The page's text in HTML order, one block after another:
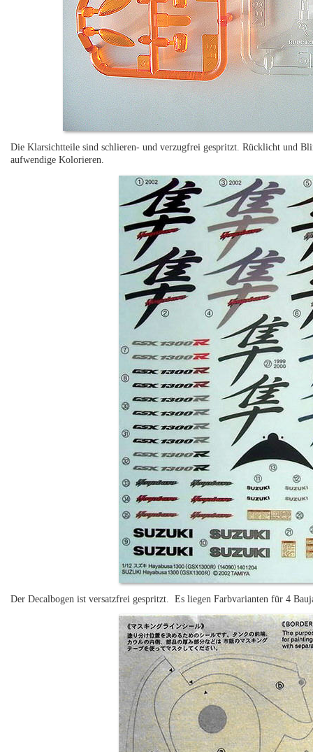
Die Klarsichtteile sind schlieren- und verzugfrei gespritzt. Rücklicht und
aufwendige Kolorieren.
Der Decalbogen ist versatzfrei gespritzt. Es liegen Farbvarianten für 4